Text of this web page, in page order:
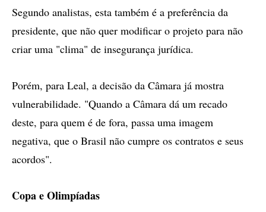
Segundo analistas, esta também é a preferência da
presidente, que não quer modificar o projeto para não
criar uma "clima" de insegurança jurídica.
Porém, para Leal, a decisão da Câmara já mostra
vulnerabilidade. "Quando a Câmara dá um recado
deste, para quem é de fora, passa uma imagem
negativa, que o Brasil não cumpre os contratos e seus
acordos".
Copa e Olimpíadas